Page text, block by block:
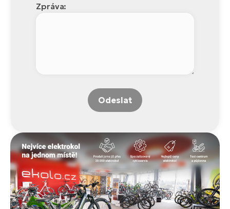
Zpráva:
Odeslat